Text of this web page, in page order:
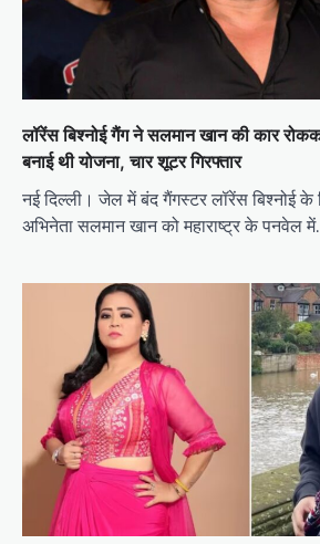
लॉरेंस बिश्नोई गैंग ने सलमान खान की कार
बनाई थी योजना, चार शूटर गिरफ्तार
नई दिल्ली। जेल में बंद गैंगस्टर लॉरेंस बिश्नोई के
अभिनेता सलमान खान को महाराष्ट्र के पनवेल